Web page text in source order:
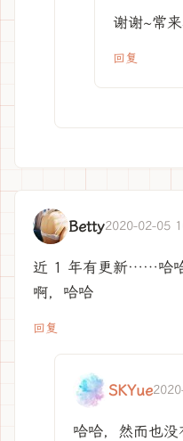
谢谢~常
回复
Betty2020-02-05
近 1 年有更新……哈
啊，哈哈
回复
SKYue
哈哈，然而也没